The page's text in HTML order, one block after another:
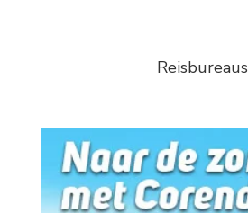
Reisbureaus